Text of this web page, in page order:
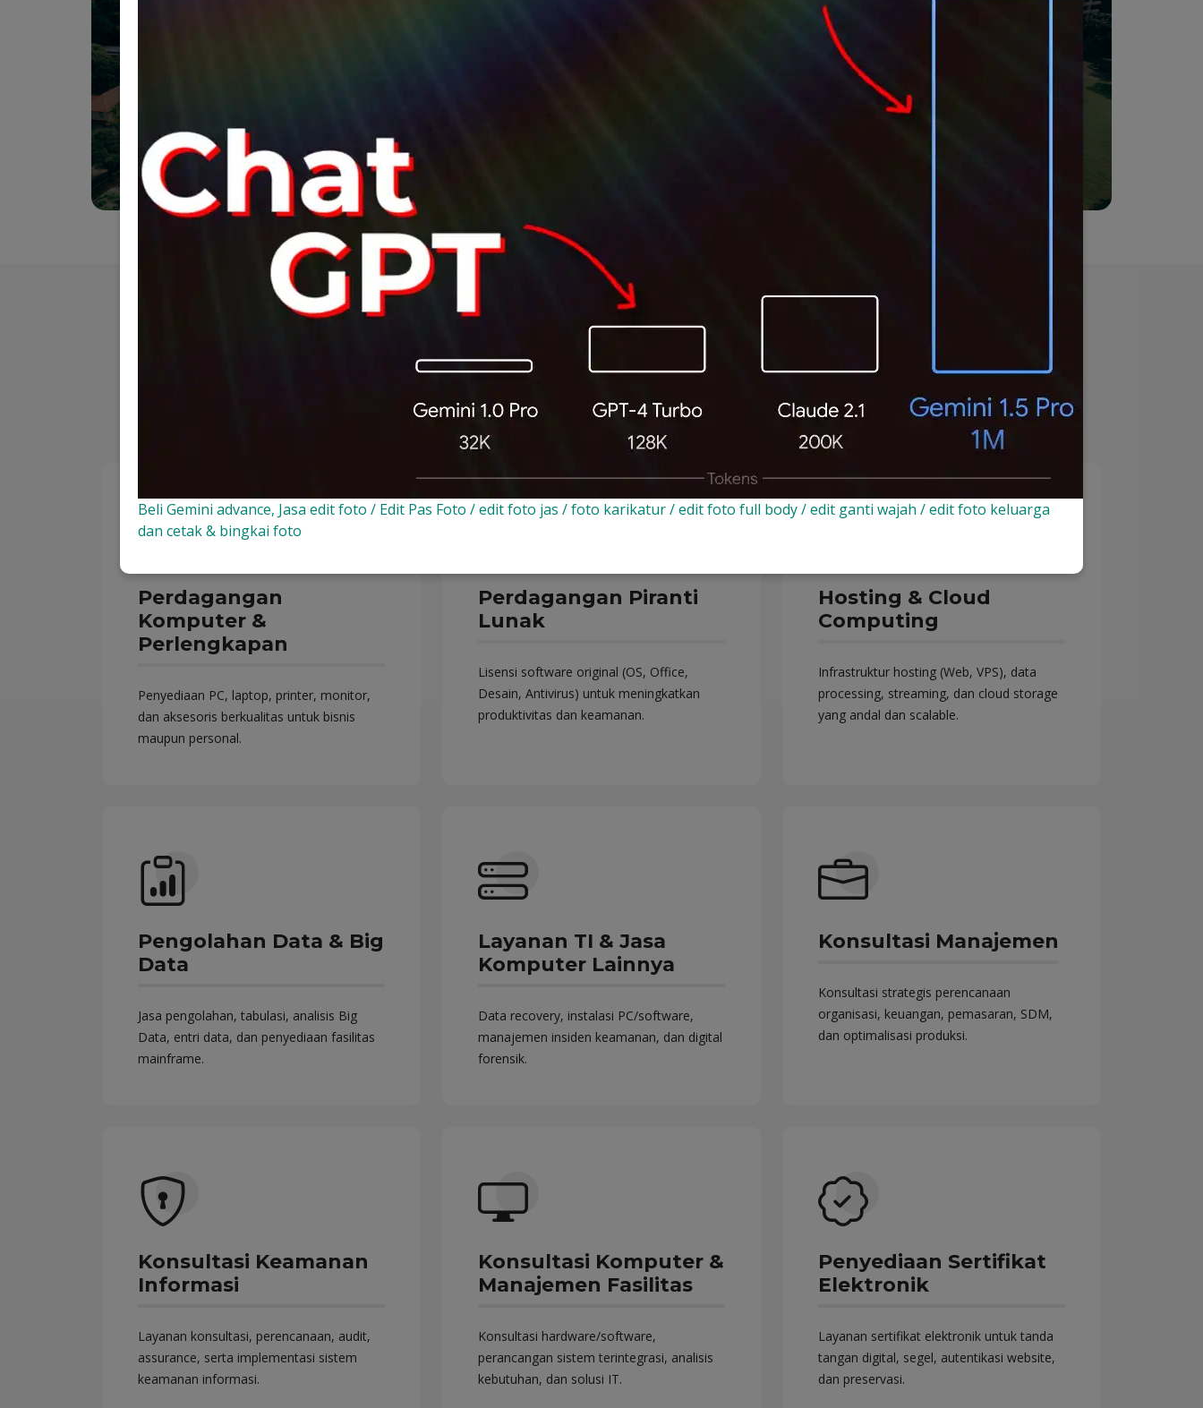
Beli Gemini advance, Jasa edit foto / Edit Pas Foto / edit foto jas / foto karikatur / edit foto full body / edit ganti wajah / edit foto keluarga
dan cetak & bingkai foto
Hubungi kami hari ini untuk konsultasi gratis dan temukan bagaimana solusi teknologi kami dapat mengakselerasi pertumbuhan
Layanan Kami
Solusi IT komprehensif untuk segala kebutuhan bisnis Anda, dari infrastruktur hingga konsultasi strategis.
Perdagangan
Komputer &
Perlengkapan
Penyediaan PC, laptop, printer, monitor,
dan aksesoris berkualitas untuk bisnis
maupun personal.
Perdagangan Piranti
Lunak
Lisensi software original (OS, Office,
Desain, Antivirus) untuk meningkatkan
produktivitas dan keamanan.
Hosting & Cloud
Computing
Infrastruktur hosting (Web, VPS), data
processing, streaming, dan cloud storage
yang andal dan scalable.
Pengolahan Data & Big
Data
Jasa pengolahan, tabulasi, analisis Big
Data, entri data, dan penyediaan fasilitas
mainframe.
Layanan TI & Jasa
Komputer Lainnya
Data recovery, instalasi PC/software,
manajemen insiden keamanan, dan digital
forensik.
Konsultasi Manajemen
Konsultasi strategis perencanaan
organisasi, keuangan, pemasaran, SDM,
dan optimalisasi produksi.
Konsultasi Keamanan
Informasi
Layanan konsultasi, perencanaan, audit,
assurance, serta implementasi sistem
keamanan informasi.
Konsultasi Komputer &
Manajemen Fasilitas
Konsultasi hardware/software,
perancangan sistem terintegrasi, analisis
kebutuhan, dan solusi IT.
Penyediaan Sertifikat
Elektronik
Layanan sertifikat elektronik untuk tanda
tangan digital, segel, autentikasi website,
dan preservasi.